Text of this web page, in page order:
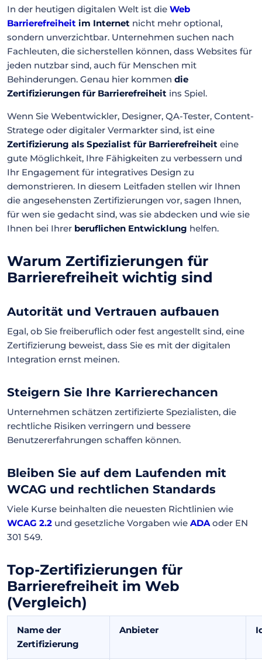
In der heutigen digitalen Welt ist die Web
Barrierefreiheit im Internet nicht mehr optional,
sondern unverzichtbar. Unternehmen suchen nach
Fachleuten, die sicherstellen können, dass Websites für
jeden nutzbar sind, auch für Menschen mit
Behinderungen. Genau hier kommen die
Zertifizierungen für Barrierefreiheit ins Spiel.
Wenn Sie Webentwickler, Designer, QA-Tester, Content-
Stratege oder digitaler Vermarkter sind, ist eine
Zertifizierung als Spezialist für Barrierefreiheit eine
gute Möglichkeit, Ihre Fähigkeiten zu verbessern und
Ihr Engagement für integratives Design zu
demonstrieren. In diesem Leitfaden stellen wir Ihnen
die angesehensten Zertifizierungen vor, sagen Ihnen,
für wen sie gedacht sind, was sie abdecken und wie sie
Ihnen bei Ihrer beruflichen Entwicklung helfen.
Warum Zertifizierungen für
Barrierefreiheit wichtig sind
Autorität und Vertrauen aufbauen
Egal, ob Sie freiberuflich oder fest angestellt sind, eine
Zertifizierung beweist, dass Sie es mit der digitalen
Integration ernst meinen.
Steigern Sie Ihre Karrierechancen
Unternehmen schätzen zertifizierte Spezialisten, die
rechtliche Risiken verringern und bessere
Benutzererfahrungen schaffen können.
Bleiben Sie auf dem Laufenden mit
WCAG und rechtlichen Standards
Viele Kurse beinhalten die neuesten Richtlinien wie
WCAG 2.2 und gesetzliche Vorgaben wie ADAoder EN
301 549.
Top-Zertifizierungen für
Barrierefreiheit im Web
(Vergleich)
Name der
Zertifizierung
Anbieter